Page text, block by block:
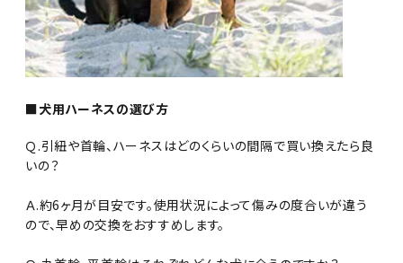
■犬用ハーネスの選び方
Ｑ.引紐や首輪、ハーネスはどのくらいの間隔で買い換えたら良
いの？
Ａ.約6ヶ月が目安です。使用状況によって傷みの度合いが違う
ので、早めの交換をおすすめします。